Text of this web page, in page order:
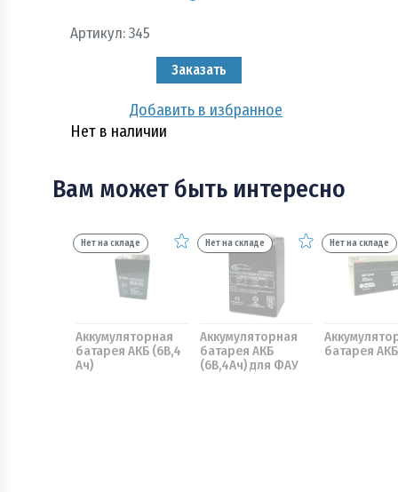
Артикул:345
Заказать
Добавить в избранное
Нет в наличии
Вам может быть интересно
Нет на складе
Аккумуляторная
батарея АКБ (6В,4
Ач)
Нет на складе
Аккумуляторная
батарея АКБ
(6В,4Ач) для ФАУ
Нет на складе
батарея